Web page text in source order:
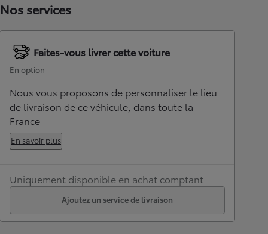
Nos services
Faites-vous livrer cette voiture
En option
Nous vous proposons de personnaliser le lieu
de livraison de ce véhicule, dans toute la
France
En savoir plus
Uniquement disponible en achat comptant
Ajoutez un service de livraison